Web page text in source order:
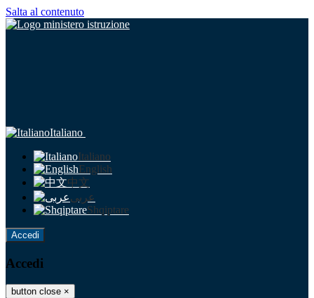
Salta al contenuto
Italiano
Italiano
English
中文
عربى
Shqiptare
Accedi
Accedi
button close ×